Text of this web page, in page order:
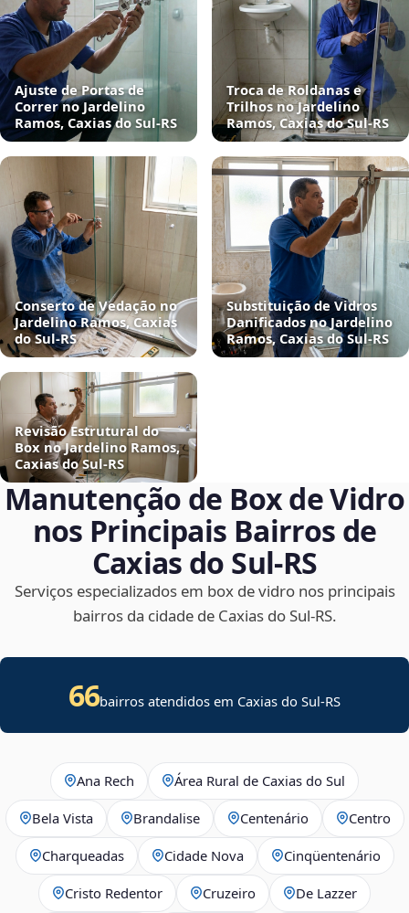
Ajuste de Portas de
Correr no Jardelino
Ramos, Caxias do Sul‑RS
Troca de Roldanas e
Trilhos no Jardelino
Ramos, Caxias do Sul‑RS
Conserto de Vedação no
Jardelino Ramos, Caxias
do Sul‑RS
Substituição de Vidros
Danificados no Jardelino
Ramos, Caxias do Sul‑RS
Revisão Estrutural do
Box no Jardelino Ramos,
Caxias do Sul‑RS
Manutenção de Box de Vidro
nos Principais Bairros de
Caxias do Sul‑RS
Serviços especializados em box de vidro nos principais
bairros da cidade de Caxias do Sul‑RS.
66bairros atendidos em Caxias do Sul-RS
Ana Rech Área Rural de Caxias do Sul
Bela Vista Brandalise Centenário Centro
Charqueadas Cidade Nova Cinqüentenário
Cristo Redentor Cruzeiro De Lazzer